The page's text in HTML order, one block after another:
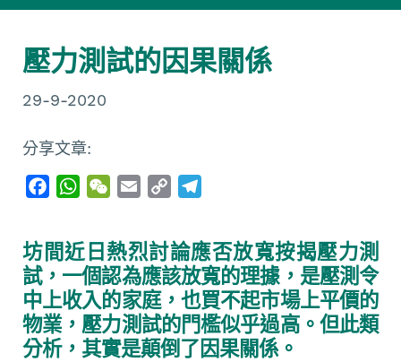
壓力測試的因果關係
29-9-2020
分享文章:
e
b
o
o
k
W
t
s
A
p
p
W
h
a
t
i
l
y
L
i
n
k
e
g
r
a
m
坊間近日熱烈討論應否放寬按揭壓力測
試，一個認為應該放寬的理據，是壓測令
中上收入的家庭，也買不起市場上平價的
物業，壓力測試的門檻似乎過高。但此類
分析，其實是顛倒了因果關係。